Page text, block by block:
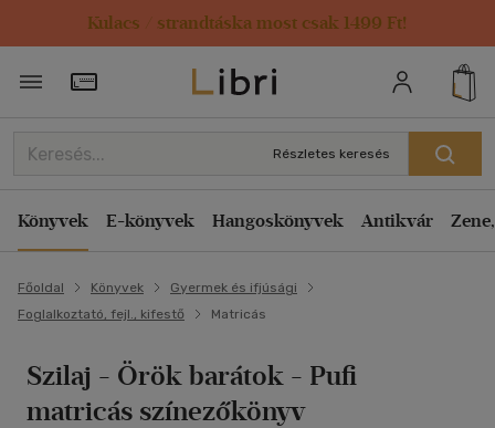
Kulacs / strandtáska most csak 1499 Ft!
Törzsvásárlói Kártya adatai
Részletes keresés
Könyvek E-könyvek Hangoskönyvek Antikvár
Főoldal Könyvek
Gyermek és ifjúsági
Foglalkoztató, fejl., kifestő
Matricás
Szilaj - Örök barátok - Pufi
matricás színezőkönyv